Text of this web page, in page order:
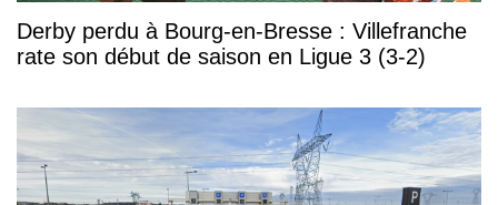
Derby perdu à Bourg-en-Bresse : Villefranche
rate son début de saison en Ligue 3 (3-2)